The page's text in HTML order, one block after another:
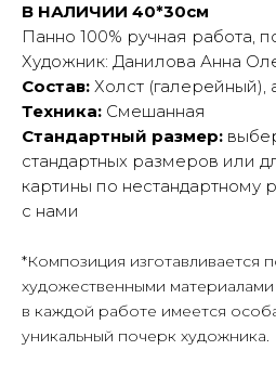
В НАЛИЧИИ 40*30см
Панно 100% ручная работа,
Художник: Данилова Анна
Состав: Холст (галерейный),
Техника: Смешанная
Стандартный размер:
стандартных размеров или
картины по нестандартному
с нами
*Композиция изготавливается
художественными материалами
в каждой работе имеется
уникальный почерк художника.